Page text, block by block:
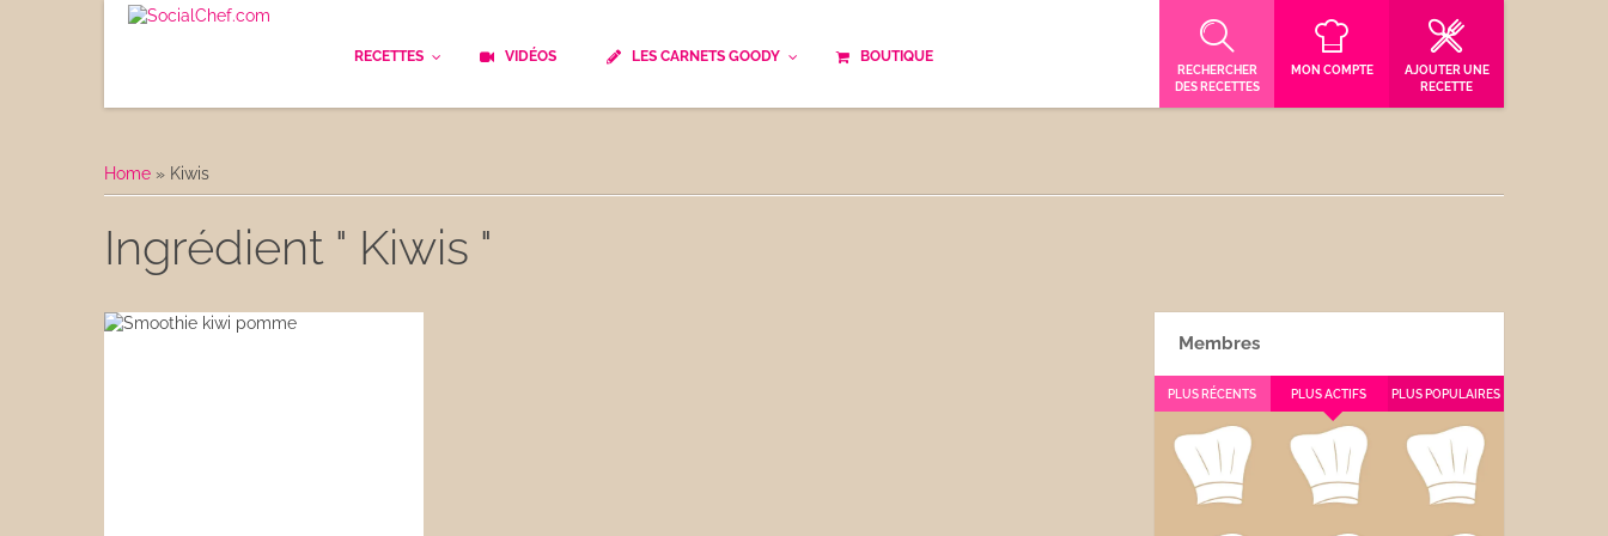
RECETTES
Le Pain
Apéritifs
Déjeuner
VIDÉOS LES CARNETS GOODY
Spécialité culinaire
BOUTIQUE
RECHERCHER
DES RECETTES
MON COMPTE
AJOUTER UNE
RECETTE
Home » Kiwis
Ingrédient " Kiwis "
Membres
PLUS RÉCENTS PLUS ACTIFS PLUS POPULAIRES